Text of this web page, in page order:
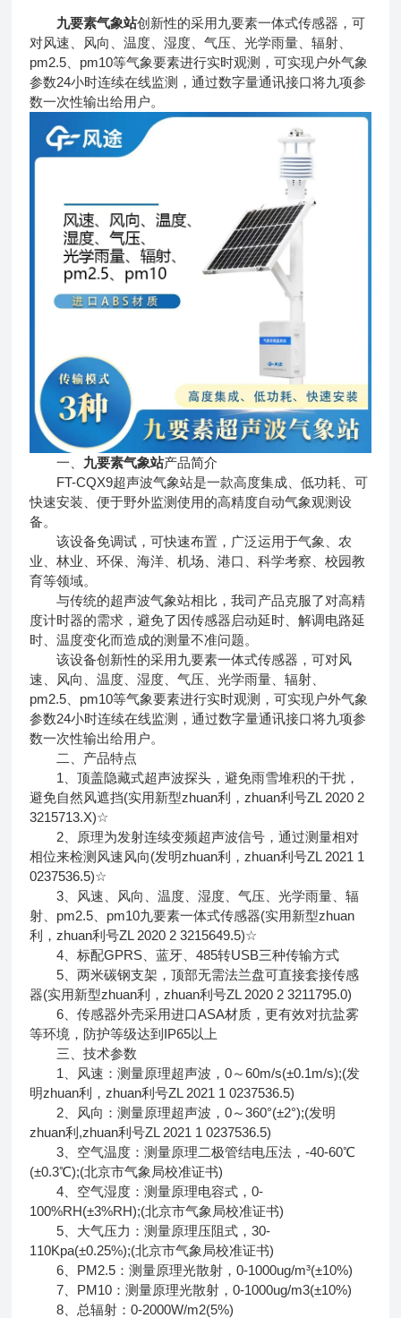
九要素气象站创新性的采用九要素一体式传感器，可
对风速、风向、温度、湿度、气压、光学雨量、辐射、
pm2.5、pm10等气象要素进行实时观测，可实现户外气象
参数24小时连续在线监测，通过数字量通讯接口将九项参
数一次性输出给用户。
一、 九要素气象站产品简介
FT-CQX9超声波气象站是一款高度集成、低功耗、可
快速安装、便于野外监测使用的高精度自动气象观测设
备。
该设备免调试，可快速布置，广泛运用于气象、农
业、林业、环保、海洋、机场、港口、科学考察、校园教
育等领域。
与传统的超声波气象站相比，我司产品克服了对高精
度计时器的需求，避免了因传感器启动延时、解调电路延
时、温度变化而造成的测量不准问题。
该设备创新性的采用九要素一体式传感器，可对风
速、风向、温度、湿度、气压、光学雨量、辐射、
pm2.5、pm10等气象要素进行实时观测，可实现户外气象
参数24小时连续在线监测，通过数字量通讯接口将九项参
数一次性输出给用户。
二、产品特点
1、顶盖隐藏式超声波探头，避免雨雪堆积的干扰，
避免自然风遮挡(实用新型zhuan利，zhuan利号ZL 2020 2
3215713.X)☆
2、原理为发射连续变频超声波信号，通过测量相对
相位来检测风速风向(发明zhuan利，zhuan利号ZL 2021 1
0237536.5)☆
3、风速、风向、温度、湿度、气压、光学雨量、辐
射、pm2.5、pm10九要素一体式传感器(实用新型zhuan
利，zhuan利号ZL 2020 2 3215649.5)☆
4、标配GPRS、蓝牙、485转USB三种传输方式
5、两米碳钢支架，顶部无需法兰盘可直接套接传感
器(实用新型zhuan利，zhuan利号ZL 2020 2 3211795.0)
6、传感器外壳采用进口ASA材质，更有效对抗盐雾
等环境，防护等级达到IP65以上
三、技术参数
1、风速：测量原理超声波，0～60m/s(±0.1m/s);(发
明zhuan利，zhuan利号ZL 2021 1 0237536.5)
2、风向：测量原理超声波，0～360°(±2°);(发明
zhuan利,zhuan利号ZL 2021 1 0237536.5)
3、空气温度：测量原理二极管结电压法，-40-60℃
(±0.3℃);(北京市气象局校准证书)
4、空气湿度：测量原理电容式，0-
100%RH(±3%RH);(北京市气象局校准证书)
5、大气压力：测量原理压阻式，30-
110Kpa(±0.25%);(北京市气象局校准证书)
6、PM2.5：测量原理光散射，0-1000ug/m³(±10%)
7、PM10：测量原理光散射，0-1000ug/m3(±10%)
8、总辐射：0-2000W/m2(5%)